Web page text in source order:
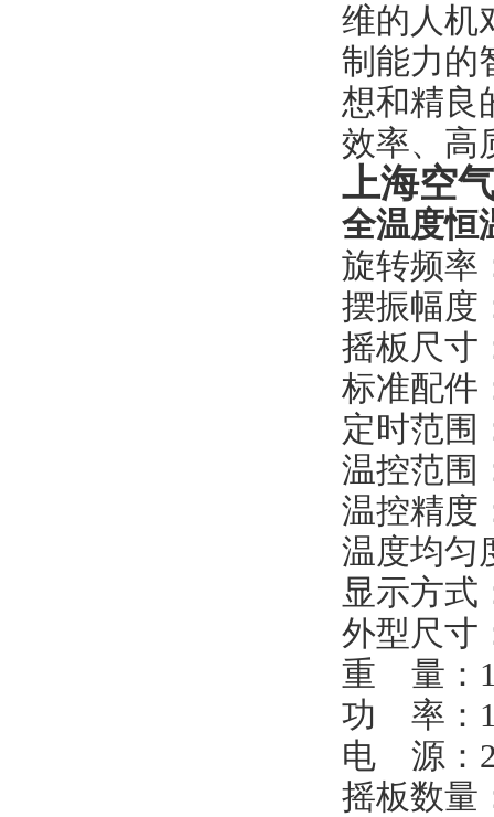
维的人机
制能力的
想和精良
效率、高
上海空
全温度恒
旋转频率
摆振幅度
摇板尺寸
标准配件
定时范围
温控范
温控精度
温度均匀
显示方式
外型尺寸
重 量：
功 率：
电 源：
摇板数量